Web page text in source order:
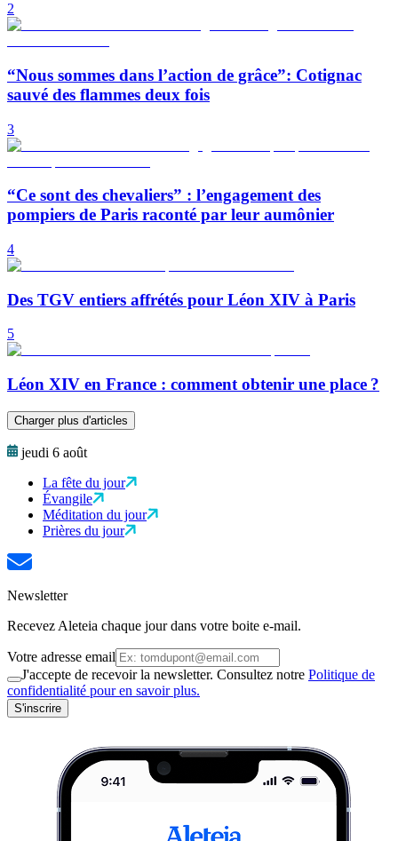
2
“Nous sommes dans l’action de grâce”: Cotignac
sauvé des flammes deux fois
3
“Ce sont des chevaliers” : l’engagement des
pompiers de Paris raconté par leur aumônier
4
Des TGV entiers affrétés pour Léon XIV à Paris
5
Léon XIV en France : comment obtenir une place ?
Charger plus d'articles
jeudi 6 août
La fête du jour
Évangile
Méditation du jour
Prières du jour
Newsletter
Recevez Aleteia chaque jour dans votre boite e-mail.
Votre adresse email
J'accepte de recevoir la newsletter. Consultez notre Politique de
confidentialité pour en savoir plus.
S'inscrire